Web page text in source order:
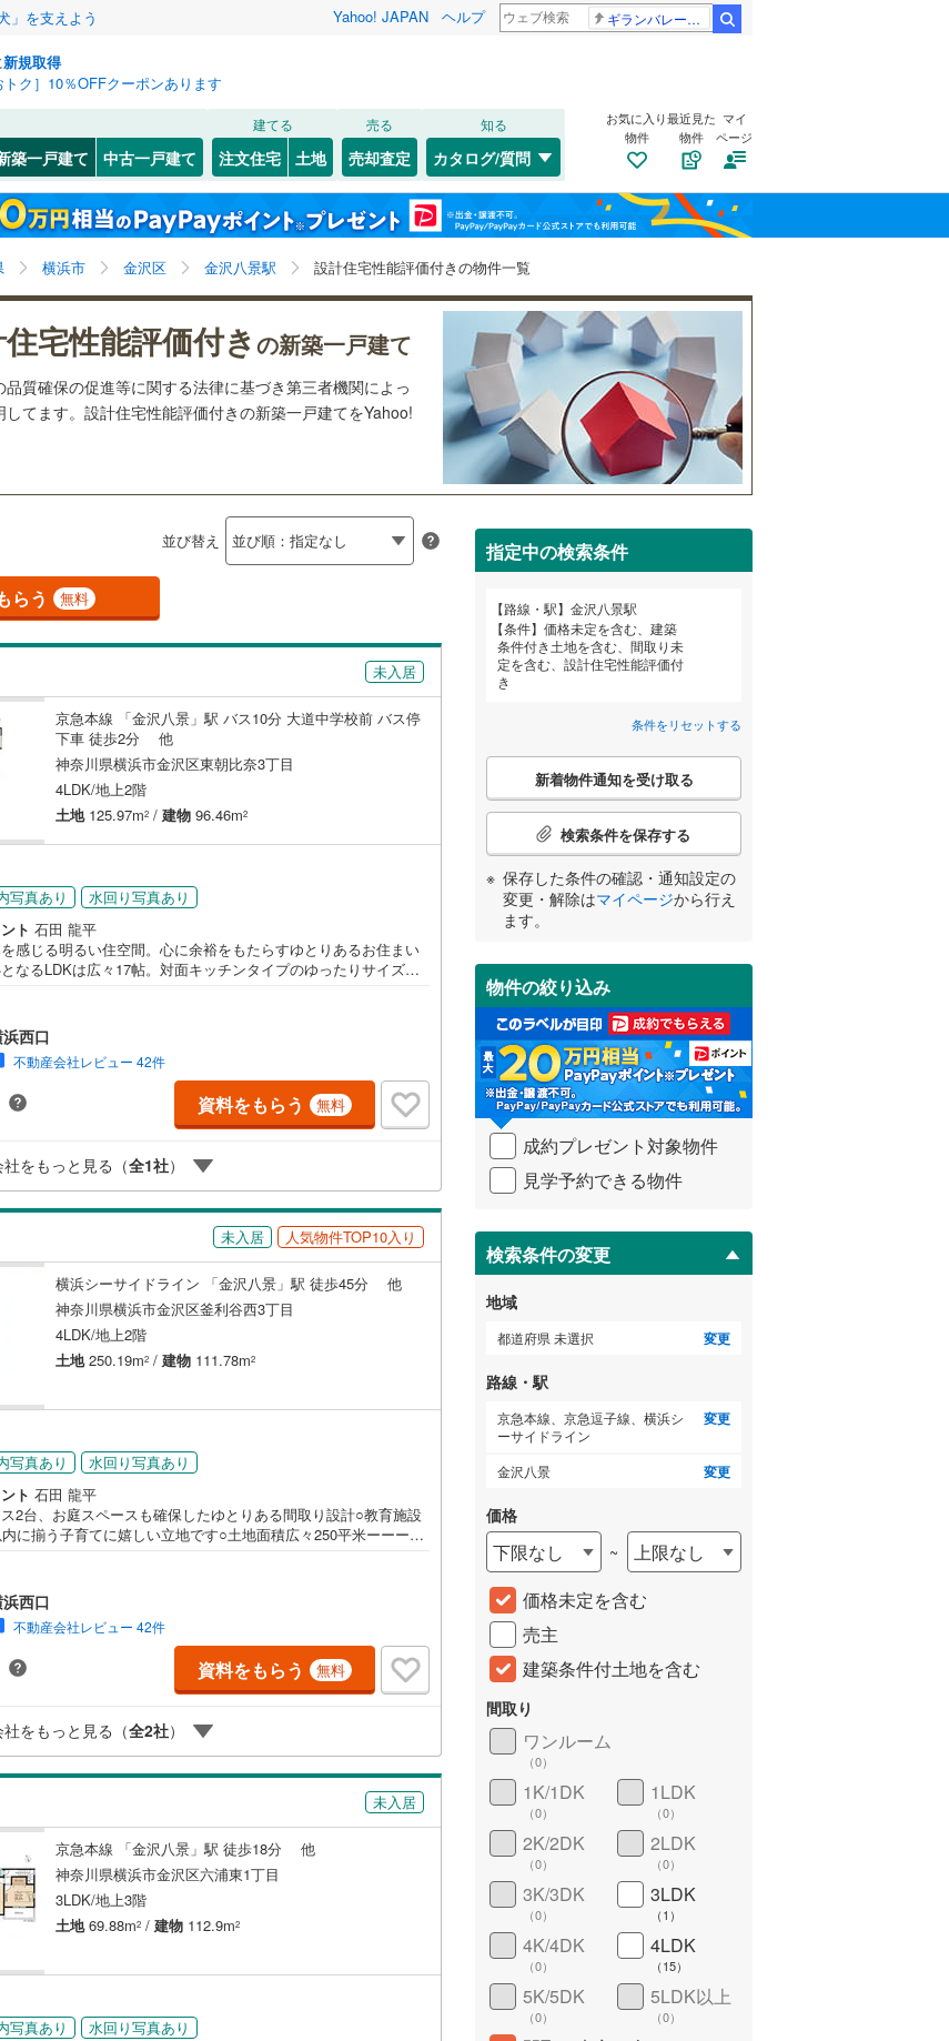
」を支えよう Yahoo! JAPAN ヘルプ ギランバレー症候群
新規取得
トク］10％OFFクーポンあります
築一戸建て 中古一戸建て
建てる
注文住宅 土地
売る
売却査定
知る
カタログ/質問
お気に入り
物件
最近見た
物件
マイ
ページ
横浜市 金沢区 金沢八景駅 設計住宅性能評価付きの物件一覧
宅性能評価付きの新築一戸建て
質確保の促進等に関する法律に基づき第三者機関によっ
てます。設計住宅性能評価付きの新築一戸建てをYahoo!
並び替え
らう 無料
未入居
京急本線 「金沢八景」駅 バス10分 大道中学校前 バス停
下車 徒歩2分 他
神奈川県横浜市金沢区東朝比奈3丁目
4LDK/地上2階
土地125.97m2 / 建物 96.46m2
写真あり
水回り写真あり
ト 石田 龍平
感じる明るい住空間。心に余裕をもたらすゆとりあるお住まい
なるLDKは広々17帖。対面キッチンタイプのゆったりサイズ〇
舗ーーーー当店で物件を成約するとPayPayボーナスライトがも
！ 不動産 物件ご成約キャンペーン」の対象になります。「資料
学予約をする」ボタンからお問い合わせください。※必ずYaho
ログインしてください。※PayPayボーナスライトは出金と譲渡
。有効期限は付与日から60日です。ーーーーーーーーーーーーー
ーーーーーー紹介金融機関/都市銀行利率/年利 0.95％（変動金
は 2026年8月時点 のものであり、実際の適用金利は融資実行時
ーーーーーーーーーーーーーーーーー
西口
不動産会社レビュー 42件
資料をもらう 無料
をもっと見る（全1社）
未入居 人気物件TOP10入り
横浜シーサイドライン 「金沢八景」駅 徒歩45分 他
神奈川県横浜市金沢区釜利谷西3丁目
4LDK/地上2階
土地250.19m2 / 建物 111.78m2
写真あり
水回り写真あり
ト 石田 龍平
2台、お庭スペースも確保したゆとりある間取り設計○教育施設
に揃う子育てに嬉しい立地です○土地面積広々250平米ーーーー
がもらえる「Yahoo！ 不動産 物件ご成約キャンペーン」の対象
資料をもらう」「見学予約をする」ボタンからお問い合わせく
Yahoo！ JAPAN IDでログインしてください。※PayPayボーナス
譲渡はできません。有効期限は付与日から60日です。ーーーー
ーーーーーーーーーーーーーーーー紹介金融機関/都市銀行利率/年
金利）※上記金利は 2026年8月時点 のものであり、実際の適用
行時のものとなります。金利情勢により表記の返済額と異なる場
西口
不動産会社レビュー 42件
資料をもらう 無料
をもっと見る（全2社）
未入居
京急本線 「金沢八景」駅 徒歩18分 他
神奈川県横浜市金沢区六浦東1丁目
3LDK/地上3階
土地69.88m2 / 建物 112.9m2
写真あり
水回り写真あり
指定中の検索条件
路線・駅
金沢八景駅
条件
価格未定を含む、建築
条件付き土地を含む、間取り未
定を含む、設計住宅性能評価付
き
条件をリセットする
こ
検
条
件
受
け
取
る
・
条
件
を
イ
ペ
ジ
に
保
存
す
る
新着物件通知を受け取る
検索条件を保存する
保存した条件の確認・通知設定の
変更・解除はマイページから行え
ます。
物件の絞り込み
成約プレゼント対象物件
見学予約できる物件
検索条件の変更
地域
都道府県 未選択 変更
路線・駅
京急本線、京急逗子線、横浜シ
ーサイドライン
変更
金沢八景 変更
価格
下限なし ~
上限なし
価格未定を含む
売主
建築条件付土地を含む
間取り
ワンルーム
（0）
1K/1DK
（0）
1LDK
（0）
2K/2DK
（0）
2LDK
（0）
3K/3DK
（0）
3LDK
（1 ）
4K/4DK
（0）
4LDK
（15）
5K/5DK
（0）
5LDK以上
（0）
手 宮城 秋田 山形 福島
奈川 埼玉 千葉 茨城 栃木
野 富山 石川
阜 静岡 三重
和歌山
根 岡山 広島 山口
高知
賀 長崎 鹿児島 沖縄
この条件で検索する 条件をリセットする
この条件で検索する 条件をリセットする
条件をリセットする
札沼線(0) 千歳線(0)
室蘭本線(0) 日高本線(0)
富良野線(0) 宗谷本線(0)
釧網本線(0) 東北本線
水郡線(161) 川越線(496)
上越線(116) 吾妻線(21)
水戸線(30) 日光線 136
)
仙石線(110)
大船渡線(13)
釜石線(6)
花輪線 (0) 八戸線(0)
陸羽西線(0)
左沢線( 27
五能線(0)
白新線(2) 信越本線(55)
弥彦線(0)
都宮～逗子）
湘南新宿ライン（前橋～小田原）
総武本線( 247)
内房線 京葉線( 96)
鹿島線(6)
山手線(7)
武蔵野線(852)
横須賀線(70)
中央本線（JR東日本）(558 青梅線(285)
八高線 小海線(1)
大糸線（JR東日本）(1) 京浜東北線 ( 570
埼京線(250 ) 総武線(296)
東海道本線（JR東海）(1,180) 御殿場線(144)
飯田線(144 )
高山本線（JR東海）
）(189
東海道本線（JR西日本）
小浜線 (0)
七尾線( 0) 城端線
関西本線（JR西日本）(167)
本）(1 大阪環状線(1)
福知山線(96) 山陽本線（JR西日本）
播但線(37) 姫新線
津山線 吉備線
伯備線(10) (12
可部線 (3
山口線(1) 宇部線(3)
山陰本線(20)
因美線(0 境線( 1)
草津線(18) (69
片町線 和歌山線(
この条件で検索する 条件をリセットする
(0) (0) (0) (0) (0) (0) (0) (1) (2)
(2 1 (0
日ノ出町 (0) (2) 井土ケ谷 (6) (3) (2) (1)
) (0 0) (0) 堀ノ内
(1)
(2)
(0) (0) (1
(0)
(1) 海の公園柴口 海の公園南口
条件をリセットする
オール電化（0） トイレ２か所（16）
13） ビルトインガレージ（1） 太陽光発電システム（3）
ターホン
防犯カメラ（ 0 ）
日当たり
） 角地（2） 南道路（ 5）
構造
（16）
住宅性能評価付き（12）
12
（0）
駅 小学校まで1km以内（ 8）
バリアフリー住宅（3） 間取り変更可能
3階建て以上（1）
納戸）（5）
（0） 対面キッチン
（16）
）
ーゼット
床下収納
居関連など
談)可 IT重説可（3）
？
条件をリセットする
検索条件を保存しました
検索条件の新着物件通知は、 マイページから設定できます。
保存した条件を見る
金沢八景駅、価格未定を含む、建築条件付き土地を含
、間取り未定を含む、設計住宅性能評価付き
検索条件を保存する
閉じる お気に入りリストを見る
閉じる
閉じる お気に入りリストを見る
閉じる